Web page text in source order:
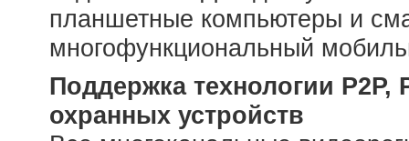
планшетные компьютеры и
многофункциональный
Поддержка технологии Р2Р,
охранных устройств